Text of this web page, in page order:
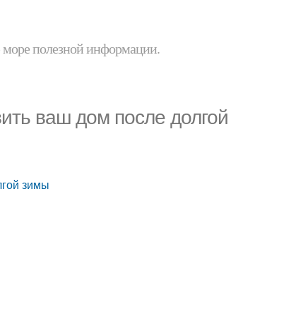
море полезной информации.
ваш дом после долгой
зимы